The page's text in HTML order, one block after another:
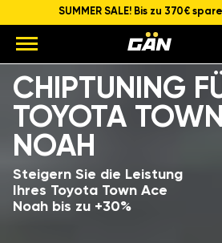
SUMMER SALE! Bis zu 370€
CHIPTUNING
TOYOTA
NOAH
Steigern Sie die Leistung
Ihres Toyota Town Ace
Noah bis zu +30%
Modell
Hubraum und Leistung des Motors